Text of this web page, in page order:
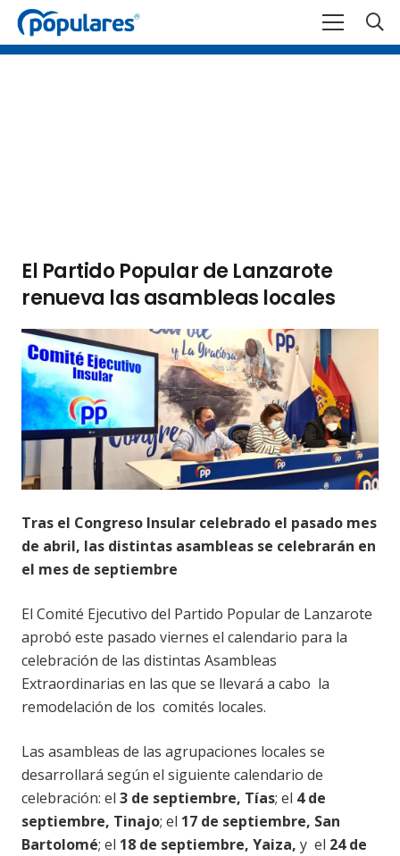
El Partido Popular de Lanzarote
renueva las asambleas locales
Tras el Congreso Insular celebrado el pasado mes
de abril, las distintas asambleas se celebrarán en
el mes de septiembre
El Comité Ejecutivo del Partido Popular de Lanzarote
aprobó este pasado viernes el calendario para la
celebración de las distintas Asambleas
Extraordinarias en las que se llevará a cabo la
remodelación de los comités locales.
Las asambleas de las agrupaciones locales se
desarrollará según el siguiente calendario de
celebración: el 3 de septiembre, Tías; el 4 de
septiembre, Tinajo; el 17 de septiembre, San
Bartolomé; el 18 de septiembre, Yaiza, y el 24 de